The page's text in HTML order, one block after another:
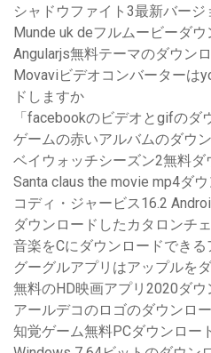
シャドウファイト3最新バー
Munde uk deフルムービーダ
Angularjs無料テーマのダウン
Movaviビデオコンバーターは
ドしますか
「facebookのビデオとgifのダ
ゲームの赤いアルバムのダウ
ベイウォッチシーズン2無料ダ
Santa claus the movie mp4ダ
コディ・ジャービス16.2
ダウンロードしたカタロンチ
音楽をCにダウンロードできる
グーグルアプリはアップルを
無料のHD映画アプリ2020ダ
アールデコのロゴのダウンロ
知覚ゲーム無料PCダウンロー